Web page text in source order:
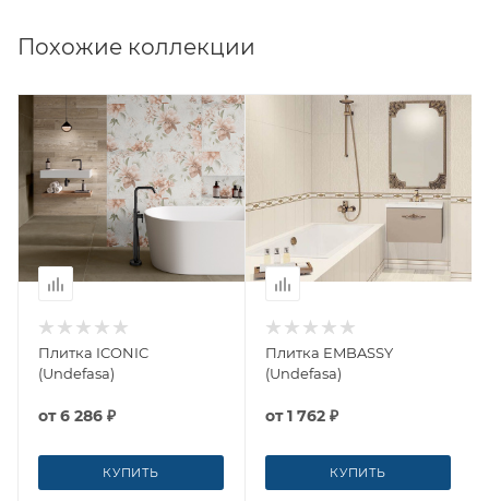
Похожие коллекции
Плитка ICONIC
(Undefasa)
от6 286 ₽
КУПИТЬ
Плитка EMBASSY
(Undefasa)
от1 762 ₽
КУПИТЬ